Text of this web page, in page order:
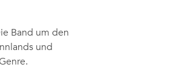
Band um den
und